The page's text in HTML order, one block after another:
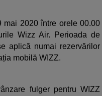
mai 2020 între orele 00.00
Wizz Air. Perioada de
aplică numai rezervărilor
mobilă WIZZ.
fulger pentru WIZZ